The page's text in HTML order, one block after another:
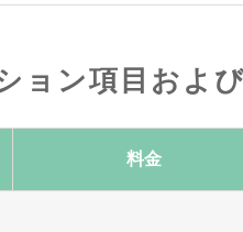
ョン項目およ
料金